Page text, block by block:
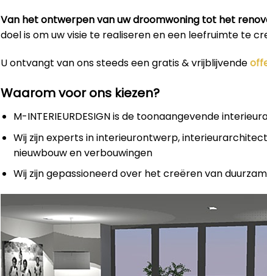
Van het ontwerpen van uw droomwoning tot het
doel is om uw visie te realiseren en een leefruimte te
U ontvangt van ons steeds een gratis & vrijblijvende
Waarom voor ons kiezen?
M-INTERIEURDESIGN is de toonaangevende
Wij zijn experts in interieurontwerp,
nieuwbouw en verbouwingen
Wij zijn gepassioneerd over het creëren van